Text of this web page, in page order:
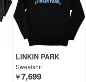
LINKIN PARK
Sweatshirt
￥7,699